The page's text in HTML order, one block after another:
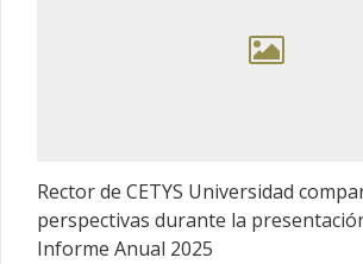
Rector de CETYS Universidad
perspectivas durante la
Informe Anual 2025